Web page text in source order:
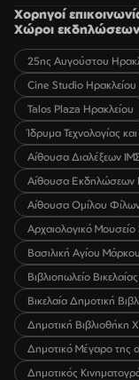
Χορηγοί
Χώροι εκδηλώσεων
25ης Αυγούστου
Cine Studio Ηρακλείου
Talos Plaza Ηρακλείου
Ίδρυμα Τεχνολογίας
Αίθουσα Διαλέξεων
Αίθουσα Εκδηλώσεων
Αίθουσα Ομίλου
Αρχαιολογικό Μουσείο
Βασιλική Αγίου
Βιβλιοπωλείο
Βικελαία Δημοτική
Δημοτική Βιβλιοθήκη
Δημοτικό Μέγαρο της
Δημοτικός